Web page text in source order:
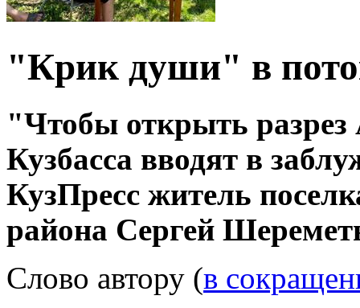
"Крик души" в
"Чтобы открыть разрез
Кузбасса вводят в
КузПресс житель
района Сергей
Слово автору (в